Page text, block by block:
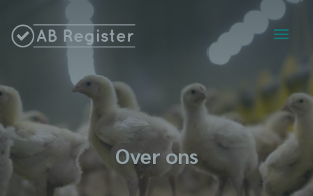
Over ons